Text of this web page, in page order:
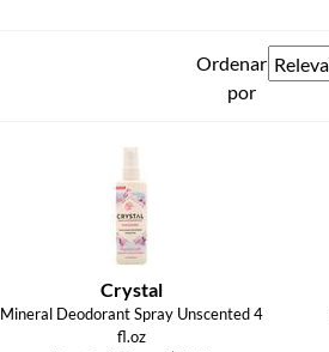
Ordenar
por
Crystal
Mineral Deodorant Spray Unscented 4
fl.oz